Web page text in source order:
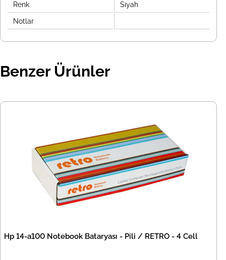
Renk Siyah
Notlar
Benzer Ürünler
Hp 14-a100 Notebook Bataryası - Pili / RETRO - 4 Cell